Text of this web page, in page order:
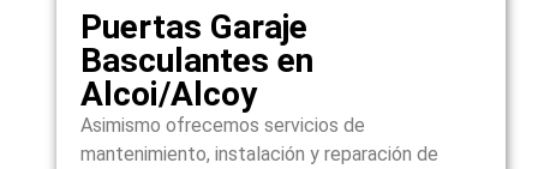
Puertas Garaje
Basculantes en
Alcoi/Alcoy
Asimismo ofrecemos servicios de
mantenimiento, instalación y reparación de